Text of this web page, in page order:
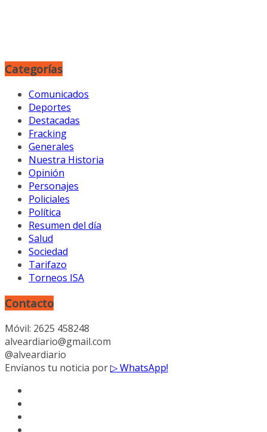
Categorías
Comunicados
Deportes
Destacadas
Fracking
Generales
Nuestra Historia
Opinión
Personajes
Policiales
Política
Resumen del día
Salud
Sociedad
Tarifazo
Torneos ISA
Contacto
Móvil: 2625 458248
alveardiario@gmail.com
@alveardiario
Envíanos tu noticia por▷ WhatsApp!